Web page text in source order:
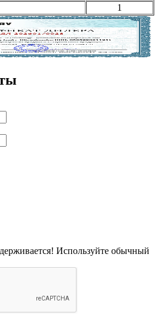
1
Используйте обычный